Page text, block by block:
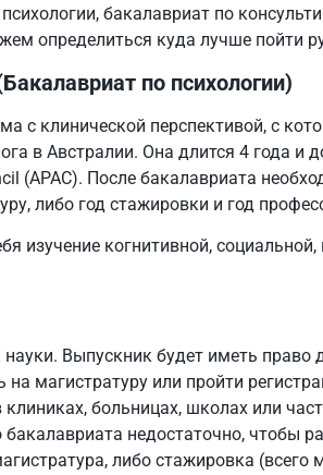
бакалавриат по
определиться куда лучше пойти
по психологии)
с клинической перспективой, с
в Австралии. Она длится 4 года
(APAC). После бакалавриата
либо год стажировки и год
изучение когнитивной,
Выпускник будет иметь право
магистратуру или пройти
больницах, школах или
недостаточно, чтобы
либо стажировка (всего